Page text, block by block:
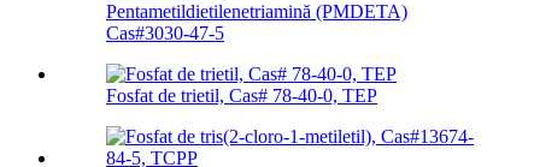
Pentametildietilenetriamină (PMDETA)
Cas#3030-47-5
Fosfat de trietil, Cas# 78-40-0, TEP